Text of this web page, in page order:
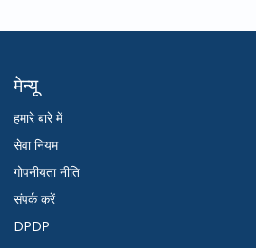
मेन्यू
हमारे बारे में
सेवा नियम
गोपनीयता नीति
संपर्क करें
DPDP